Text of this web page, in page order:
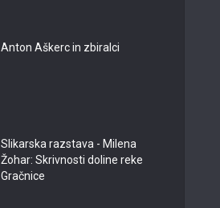
Anton Aškerc in zbiralci
Slikarska razstava - Milena
Žohar: Skrivnosti doline reke
Gračnice